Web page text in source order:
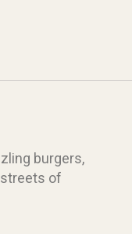
burgers,
of